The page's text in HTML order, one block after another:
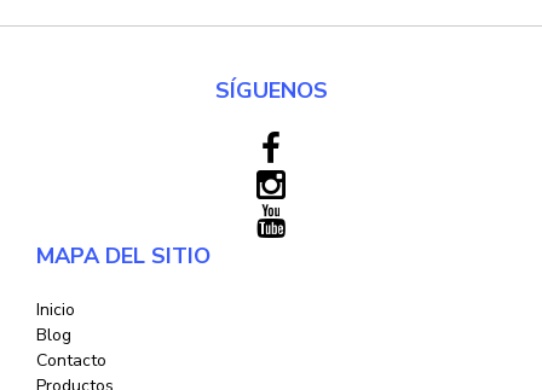
SÍGUENOS
MAPA DEL SITIO
Inicio
Blog
Contacto